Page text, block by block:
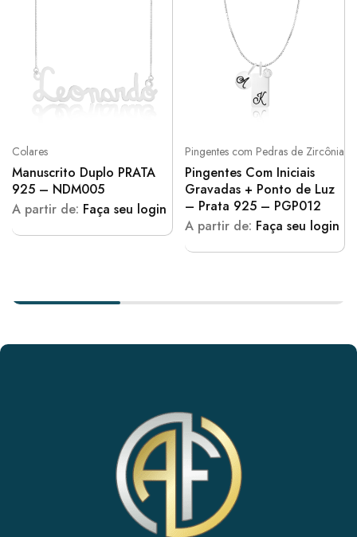
Colares
Manuscrito Duplo PRATA
925 – NDM005
A partir de: Faça seu login
Pingentes com Pedras de Zircônia
Pingentes Com Iniciais
Gravadas + Ponto de Luz
– Prata 925 – PGP012
A partir de: Faça seu login